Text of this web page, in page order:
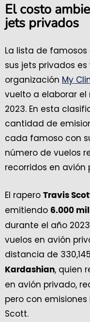
El costo
jets privados
La lista de
sus jets privados
organización My
vuelto a elaborar
2023. En esta
cantidad de
cada famoso con
número de vuelos
recorridos en avión
El rapero Travis
emitiendo 6.000
durante el año
vuelos en avión
distancia de
Kardashian, quien
en avión privado,
pero con
Scott.